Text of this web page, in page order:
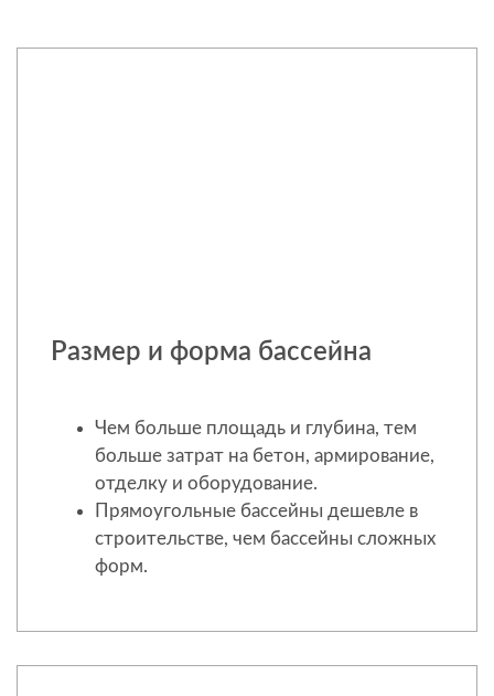
Размер и форма бассейна
Чем больше площадь и глубина, тем
больше затрат на бетон, армирование,
отделку и оборудование.
Прямоугольные бассейны дешевле в
строительстве, чем бассейны сложных
форм.